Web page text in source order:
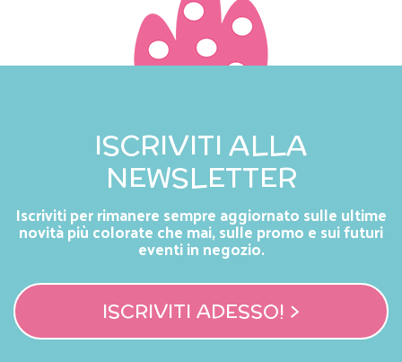
ISCRIVITI ALLA
NEWSLETTER
Iscriviti per rimanere sempre aggiornato sulle ultime
novità più colorate che mai, sulle promo e sui futuri
eventi in negozio.
ISCRIVITI ADESSO! >